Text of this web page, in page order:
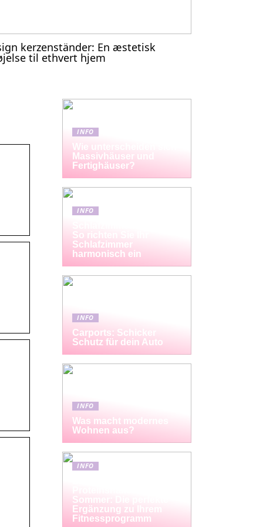
kerzenständer: En æstetisk
til ethvert hjem
INFO
Wie unterscheiden sich
Massivhäuser und
Fertighäuser?
INFO
So richten Sie Ihr
Schlafzimmer
harmonisch ein
INFO
Carports: Schicker
Schutz für dein Auto
INFO
Was macht modernes
Wohnen aus?
INFO
Sommer: Die perfekte
Ergänzung zu Ihrem
Fitnessprogramm